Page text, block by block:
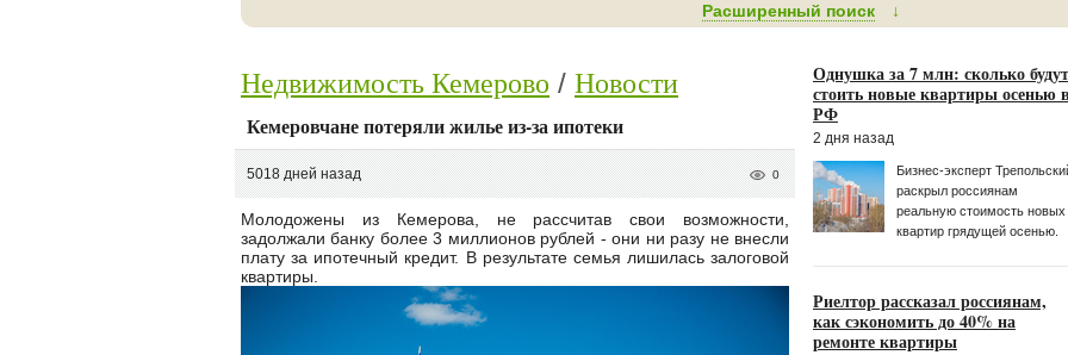
Расширенный поиск ↓
Недвижимость Кемерово Новости
Кемеровчане потеряли жилье из-за ипотеки
0
5018 дней назад
Молодожены из Кемерова, не рассчитав свои возможности,
задолжали банку более 3 миллионов рублей - они ни разу не внесли
плату за ипотечный кредит. В результате семья лишилась залоговой
квартиры.
Однушка за 7 млн: сколько будут
стоить новые квартиры осенью в
РФ
2 дня назад
Бизнес-эксперт
раскрыл россиянам
реальную стоимость новых
квартир грядущей осенью.
Риелтор рассказал россиянам,
как сэкономить до 40% на
ремонте квартиры